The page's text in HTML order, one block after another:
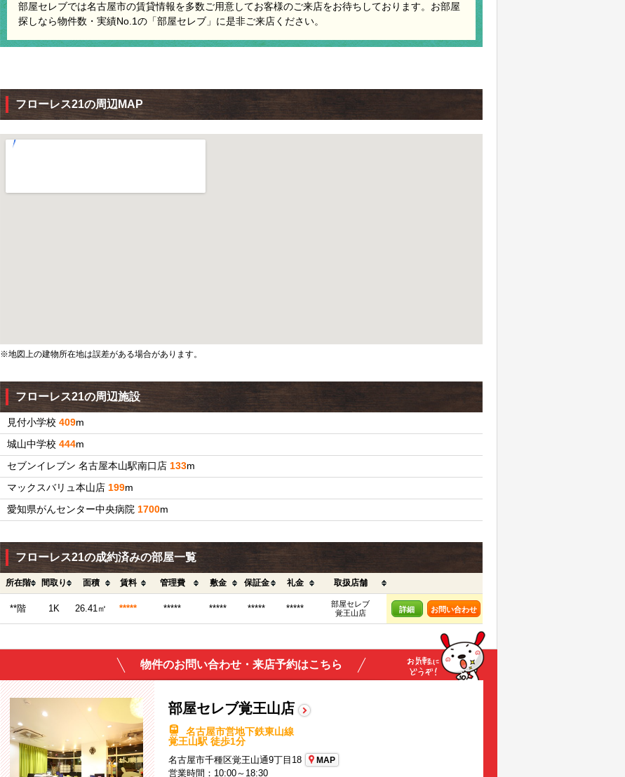
部屋セレブでは名古屋市の賃貸情報を多数ご用意してお客様のご来店をお待ちしております。お部屋
探しなら物件数・実績No.1の「部屋セレブ」に是非ご来店ください。
フローレス21の周辺MAP
※地図上の建物所在地は誤差がある場合があります。
フローレス21の周辺施設
見付小学校 409m
城山中学校 444m
セブンイレブン 名古屋本山駅南口店 133m
マックスバリュ本山店 199m
愛知県がんセンター中央病院 1700m
フローレス21の成約済みの部屋一覧
所在階 間取り 面積 賃料 管理費 敷金 保証金 礼金 取扱店舗
**階 1K 26.41㎡ ***** ***** ***** ***** *****
部屋セレブ
覚王山店
詳細 お問い合わせ
物件のお問い合わせ・来店予約はこちら
部屋セレブ覚王山店
名古屋市営地下鉄東山線
覚王山駅 徒歩1分
名古屋市千種区覚王山通9丁目18 MAP
営業時間：10:00～18:30